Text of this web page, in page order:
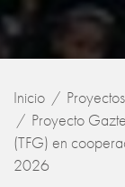
Inicio
Proyecto
(TFG) en
2026